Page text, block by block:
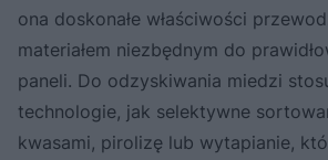
ona doskonałe właściwości
materiałem niezbędnym do
paneli. Do odzyskiwania miedzi
technologie, jak selektywne
kwasami, pirolizę lub wytapianie,